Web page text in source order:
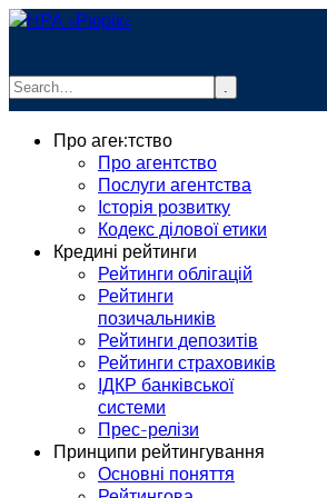
.
info@rurik.com.ua
Про агентство
Про агентство
Послуги агентства
Історія розвитку
Кодекс ділової етики
Кредині рейтинги
Рейтинги облігацій
Рейтинги
позичальників
Рейтинги депозитів
Рейтинги страховиків
ІДКР банківської
системи
Прес-релізи
Принципи рейтингування
Основні поняття